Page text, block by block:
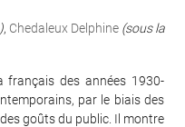
, Chedaleux Delphine (sous la
français des années 1930-
par le biais des
goûts du public. Il montre